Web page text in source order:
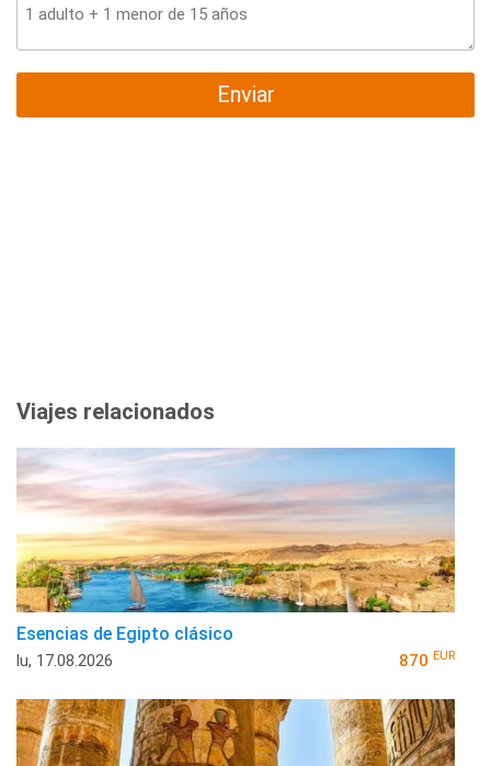
Enviar
Viajes relacionados
Esencias de Egipto clásico
lu, 17.08.2026 870 EUR